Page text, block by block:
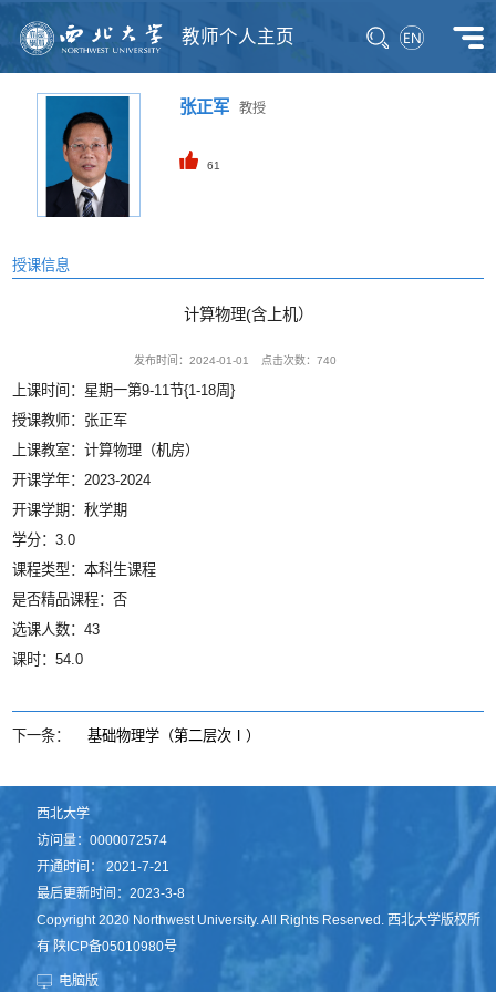
教师个人主页
张正军教授
61
授课信息
计算物理(含上机）
发布时间：2024-01-01 点击次数：740
上课时间：星期一第9-11节{1-18周}
授课教师：张正军
上课教室：计算物理（机房）
开课学年：2023-2024
开课学期：秋学期
学分：3.0
课程类型：本科生课程
是否精品课程：否
选课人数：43
课时：54.0
下一条： 基础物理学（第二层次Ⅰ）
西北大学
访问量：0000072574
开通时间：2021-7-21
最后更新时间：2023-3-8
Copyright 2020 Northwest University. All Rights Reserved. 西北大学版权所
有 陕ICP备05010980号
电脑版